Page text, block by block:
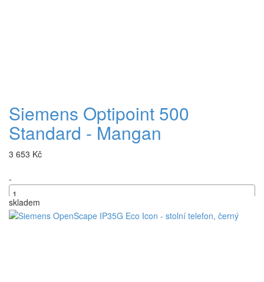
Siemens Optipoint 500
Standard - Mangan
3 653 Kč
-
+
skladem